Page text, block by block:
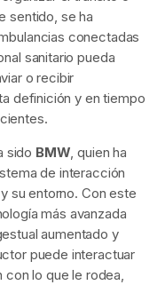
sentido, se ha
conectadas
sanitario pueda
o recibir
definición y en tiempo
sido BMW, quien ha
de interacción
su entorno. Con este
más avanzada
aumentado y
puede interactuar
con lo que le rodea,